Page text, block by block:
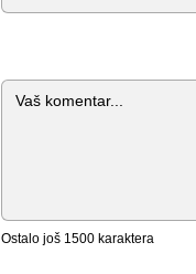
Komentar
Ostalo još 1500 karaktera